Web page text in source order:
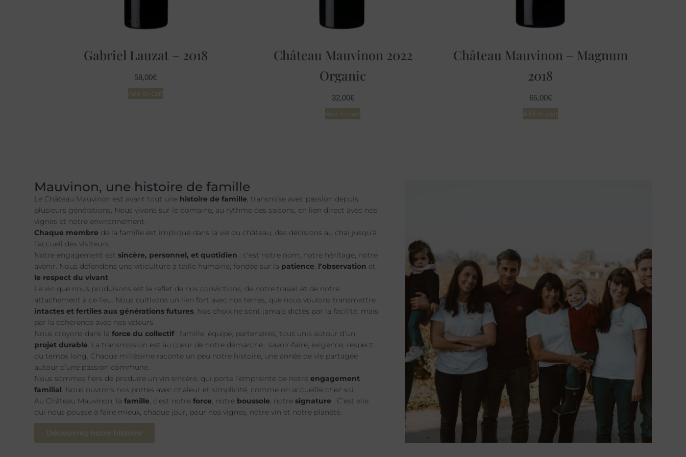
Gabriel Lauzat – 2018
58,00€
Add to cart
Château Mauvinon 2022
Organic
32,00€
Add to cart
Château Mauvinon – Magnum
2018
65,00€
Add to cart
Mauvinon, une histoire de famille
Le Château Mauvinon est avant tout une histoire de famille, transmise avec passion depuis
plusieurs générations. Nous vivons sur le domaine, au rythme des saisons, en lien direct avec nos
vignes et notre environnement.
Chaque membre de la famille est impliqué dans la vie du château, des décisions au chai jusqu’à
l’accueil des visiteurs.
Notre engagement estsincère, personnel, et quotidien : c’est notre nom, notre héritage, notre
avenir. Nous défendons une viticulture à taille humaine, fondée sur la patience, l’observation et
le respect du vivant.
Le vin que nous produisons est le reflet de nos convictions, de notre travail et de notre
attachement à ce lieu. Nous cultivons un lien fort avec nos terres, que nous voulons transmettre
intactes et fertiles aux générations futures. Nos choix ne sont jamais dictés par la facilité, mais
par la cohérence avec nos valeurs.
Nous croyons dans laforce du collectif: famille, équipe, partenaires, tous unis autour d’un
projet durable. La transmission est au cœur de notre démarche : savoir-faire, exigence, respect
du temps long. Chaque millésime raconte un peu notre histoire, une année de vie partagée
autour d’une passion commune.
Nous sommes fiers de produire un vin sincère, qui porte l’empreinte de notreengagement
familial. Nous ouvrons nos portes avec chaleur et simplicité, comme on accueille chez soi.
Au Château Mauvinon, lafamille, c’est notreforce, notre boussole, notresignature. C’est elle
qui nous pousse à faire mieux, chaque jour, pour nos vignes, notre vin et notre planète.
Découvrez notre histoire